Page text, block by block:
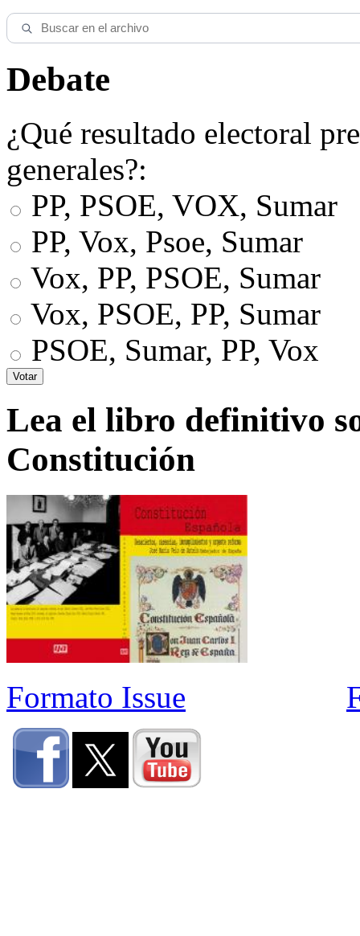
Debate
¿Qué resultado electoral
generales?:
PP, PSOE, VOX, Sumar
PP, Vox, Psoe, Sumar
Vox, PP, PSOE, Sumar
Vox, PSOE, PP, Sumar
PSOE, Sumar, PP, Vox
Lea el libro definitivo
Constitución
Formato Issue